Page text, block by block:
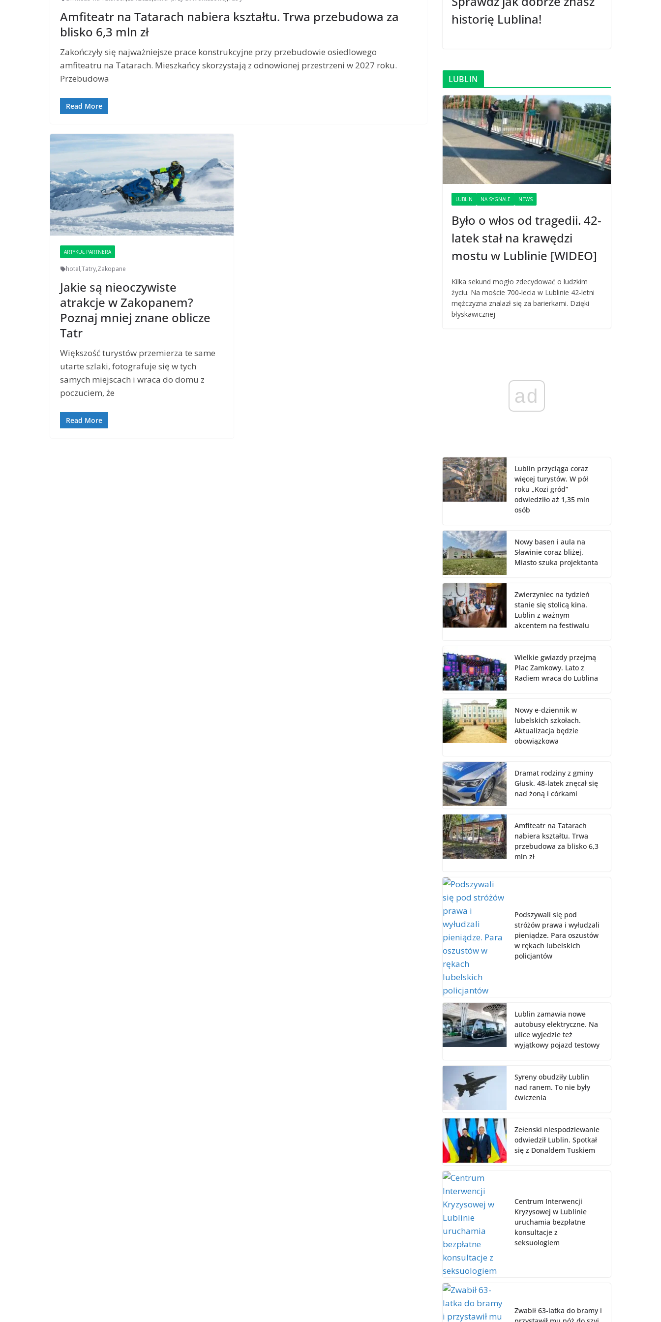
Amfiteatr na Tatarach nabiera kształtu. Trwa przebudowa za
blisko 6,3 mln zł
Zakończyły się najważniejsze prace konstrukcyjne przy przebudowie osiedlowego
amfiteatru na Tatarach. Mieszkańcy skorzystają z odnowionej przestrzeni w 2027 roku.
Przebudowa
Read More
ARTYKUŁ PARTNERA
hotel,Tatry,Zakopane
Jakie są nieoczywiste
atrakcje w Zakopanem?
Poznaj mniej znane oblicze
Tatr
Większość turystów przemierza te same
utarte szlaki, fotografuje się w tych
samych miejscach i wraca do domu z
poczuciem, że
Read More
historię Lublina!
LUBLIN
LUBLIN NA SYGNALE NEWS
Było o włos od tragedii. 42-
latek stał na krawędzi
mostu w Lublinie [WIDEO]
Kilka sekund mogło zdecydować o ludzkim
życiu. Na moście 700-lecia w Lublinie 42-letni
mężczyzna znalazł się za barierkami. Dzięki
błyskawicznej
ad
Lublin przyciąga coraz
więcej turystów. W pół
roku „Kozi gród”
odwiedziło aż 1,35 mln
osób
Nowy basen i aula na
Sławinie coraz bliżej.
Miasto szuka projektanta
Zwierzyniec na tydzień
stanie się stolicą kina.
Lublin z ważnym
akcentem na festiwalu
Wielkie gwiazdy przejmą
Plac Zamkowy. Lato z
Radiem wraca do Lublina
Nowy e-dziennik w
lubelskich szkołach.
Aktualizacja będzie
obowiązkowa
Dramat rodziny z gminy
Głusk. 48-latek znęcał się
nad żoną i córkami
Amfiteatr na Tatarach
nabiera kształtu. Trwa
przebudowa za blisko 6,3
mln zł
Podszywali się pod
stróżów prawa i wyłudzali
pieniądze. Para oszustów
w rękach lubelskich
policjantów
Lublin zamawia nowe
autobusy elektryczne. Na
ulice wyjedzie też
wyjątkowy pojazd testowy
Syreny obudziły Lublin
nad ranem. To nie były
ćwiczenia
Zełenski niespodziewanie
odwiedził Lublin. Spotkał
się z Donaldem Tuskiem
Centrum Interwencji
Kryzysowej w Lublinie
uruchamia bezpłatne
konsultacje z
seksuologiem
Zwabił 63-latka do bramy i